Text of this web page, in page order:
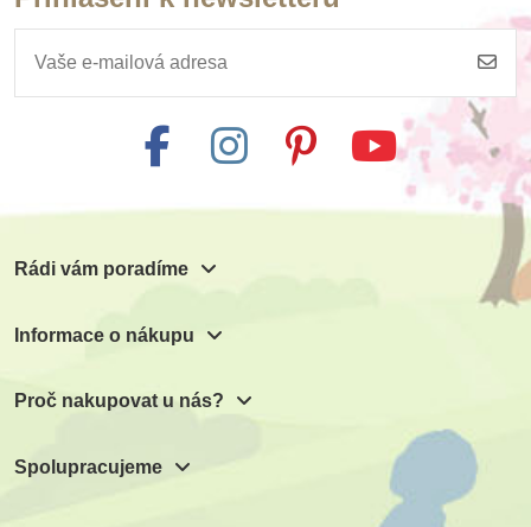
Skladem
Včely
303 Kč
Rádi vám poradíme
Informace o nákupu
Proč nakupovat u nás?
Spolupracujeme